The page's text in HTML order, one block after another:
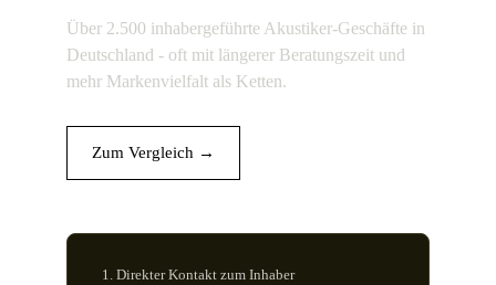
Über 2.500 inhabergeführte Akustiker-Geschäfte in
Deutschland - oft mit längerer Beratungszeit und
mehr Markenvielfalt als Ketten.
Zum Vergleich →
Direkter Kontakt zum Inhaber